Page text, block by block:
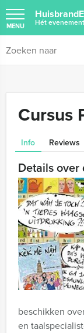
Hét
MENU
Cursus
Info Reviews
Details
beschikken
en